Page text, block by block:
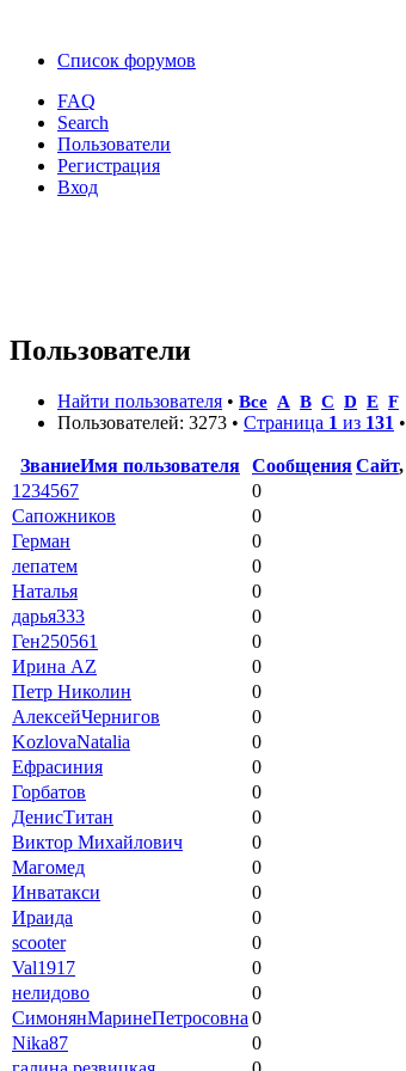
Список форумов
FAQ
Search
Пользователи
Регистрация
Вход
Пользователи
Найти пользователя • Все A B C D E F
Пользователей: 3273 • Страница 1 из 131 •
ЗваниеИмя пользователя СообщенияСайт,
1234567
0
Сапожников
0
Герман
0
лепатем
0
Наталья
0
дарья333
0
Ген250561
0
Ирина AZ
0
Петр Николин
0
АлексейЧернигов
0
KozlovaNatalia
0
Ефрасиния
0
Горбатов
0
ДенисТитан
0
Виктор Михайлович
0
Магомед
0
Инватакси
0
Ираида
0
scooter
0
Val1917
0
нелидово
0
СимонянМаринеПетросовна 0
Nika87
0